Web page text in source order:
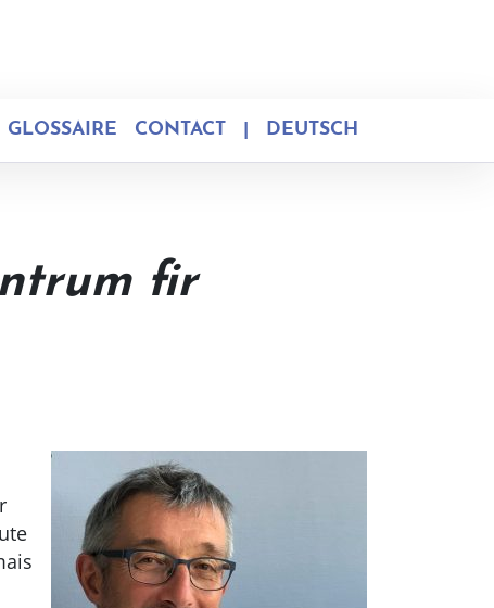
GLOSSAIRE CONTACT DEUTSCH
fir